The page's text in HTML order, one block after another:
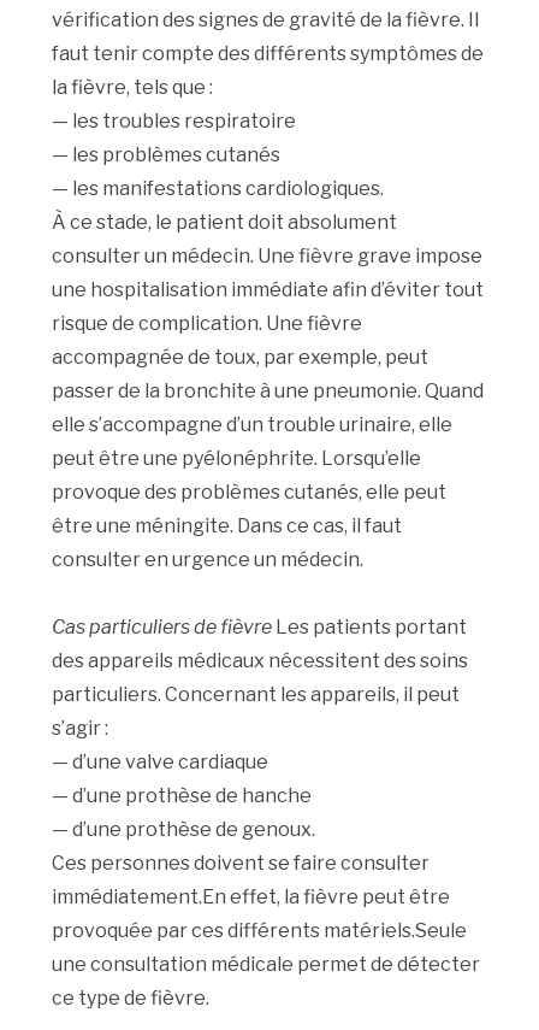
vérification des signes de gravité de la fièvre. Il
faut tenir compte des différents symptômes de
la fièvre, tels que :
— les troubles respiratoire
— les problèmes cutanés
— les manifestations cardiologiques.
À ce stade, le patient doit absolument
consulter un médecin. Une fièvre grave impose
une hospitalisation immédiate afin d’éviter tout
risque de complication. Une fièvre
accompagnée de toux, par exemple, peut
passer de la bronchite à une pneumonie. Quand
elle s’accompagne d’un trouble urinaire, elle
peut être une pyélonéphrite. Lorsqu’elle
provoque des problèmes cutanés, elle peut
être une méningite. Dans ce cas, il faut
consulter en urgence un médecin.
Cas particuliers de fièvre Les patients portant
des appareils médicaux nécessitent des soins
particuliers. Concernant les appareils, il peut
s’agir :
— d’une valve cardiaque
— d’une prothèse de hanche
— d’une prothèse de genoux.
Ces personnes doivent se faire consulter
immédiatement.En effet, la fièvre peut être
provoquée par ces différents matériels.Seule
une consultation médicale permet de détecter
ce type de fièvre.